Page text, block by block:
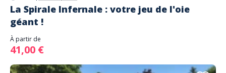
La Spirale Infernale : votre jeu de l'oie
géant !
À partir de
41,00 €